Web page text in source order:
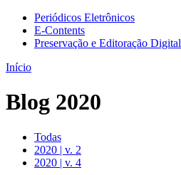
Periódicos Eletrônicos
E-Contents
Preservação e Editoração Digital
Início
Blog 2020
Todas
2020 | v. 2
2020 | v. 4